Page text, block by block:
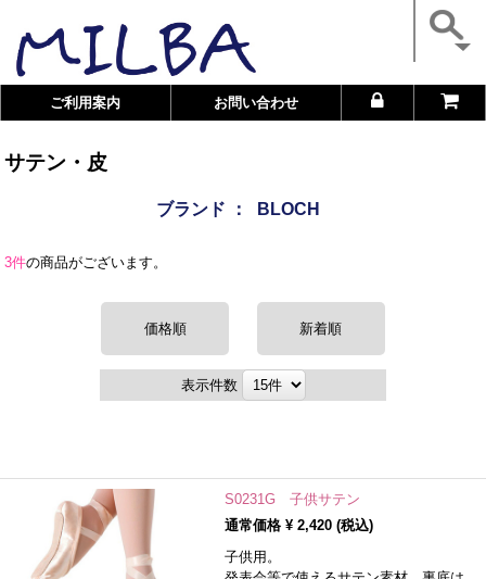
ご利用案内 お問い合わせ
サテン・皮
ブランド ： BLOCH
3件の商品がございます。
価格順 新着順
表示件数
S0231G 子供サテン
通常価格 ¥ 2,420(税込)
子供用。